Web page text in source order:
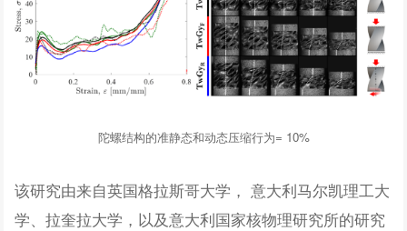
陀螺结构的准静态和动态压缩行为= 10%
该研究由来自英国格拉斯哥大学， 意大利马尔凯理工大
学、拉奎拉大学，以及意大利国家核物理研究所的研究